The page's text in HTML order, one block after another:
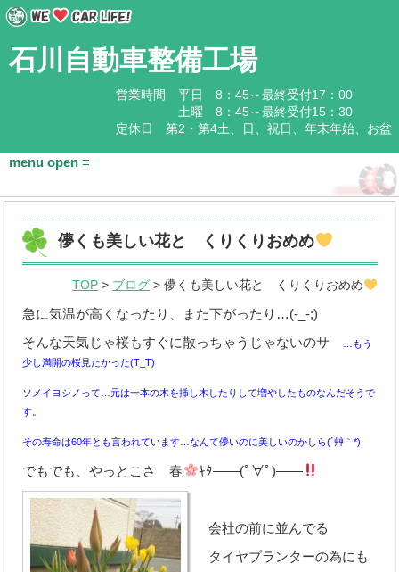
石川自動車整備工場
営業時間 平日 8：45～最終受付17：00
土曜 8：45～最終受付15：30
定休日 第2・第4土、日、祝日、年末年始、お盆
会社概要
基本情報
アクセス
石川企業グループ
取扱商品
取扱商品
お支払い方法
取扱パーツメーカー
新車取扱メーカー
儚くも美しい花と くりくりおめめ
TOP > ブログ > 儚くも美しい花と くりくりおめめ
急に気温が高くなったり、また下がったり…(-_-;)
そんな天気じゃ桜もすぐに散っちゃうじゃないのサ
…もう
少し満開の桜見たかった(T_T)
ソメイヨシノって…元は一本の木を挿し木したりして増やしたものなんだそうで
す。
その寿命は60年とも言われています…なんて儚いのに美しいのかしら(´艸｀*)
でもでも、やっとこさ 春 ｷﾀ――(ﾟ∀ﾟ)――
会社の前に並んでる
タイヤプランターの為にも